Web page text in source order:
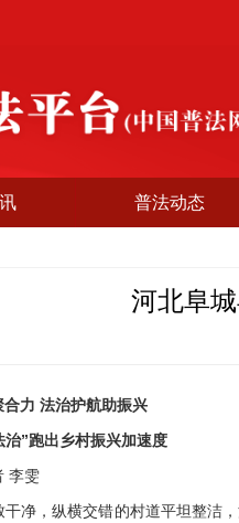
普法动态
河北阜
力 法治护航助振兴
”跑出乡村振兴加速度
李雯
，纵横交错的村道平坦整洁，